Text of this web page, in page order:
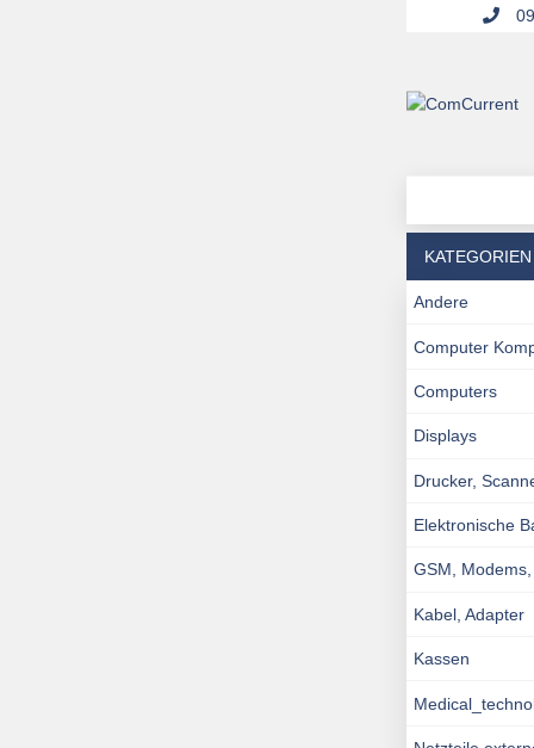
KATEGORIEN
Andere
Computer
Computers
Displays
Drucker,
Elektronische
GSM,
Kabel, Adapter
Kassen